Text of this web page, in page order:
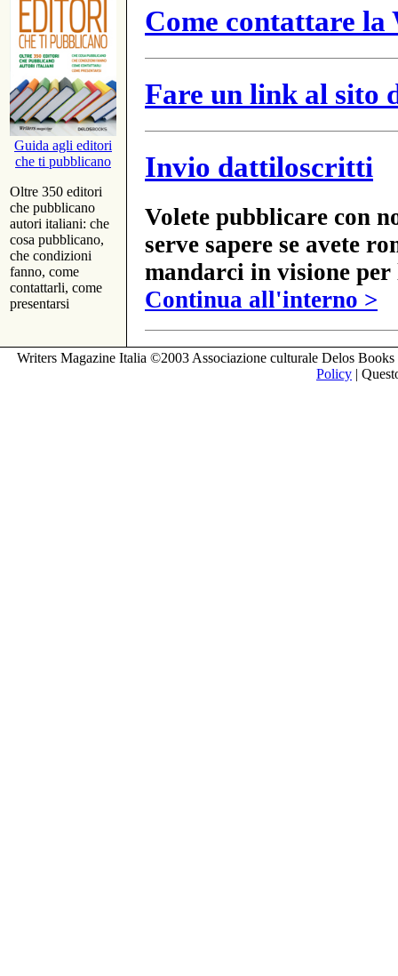
Guida agli editori
che ti pubblicano
Oltre 350 editori
che pubblicano
autori italiani: che
cosa pubblicano,
che condizioni
fanno, come
contattarli, come
presentarsi
Come contattare
Fare un link al sito
Invio dattiloscritti
Volete pubblicare con
serve sapere se avete
mandarci in visione
Continua all'interno >
Writers Magazine Italia ©2003 Associazione culturale Delos
Policy |